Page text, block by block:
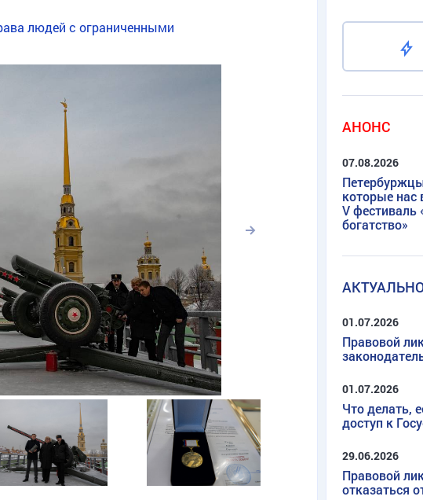
людей с ограниченными
АНОНС
07.08.2026
которые нас
V
богатство»
01.07.2026
Правовой
01.07.2026
Что делать,
доступ к
29.06.2026
Правовой
отказаться